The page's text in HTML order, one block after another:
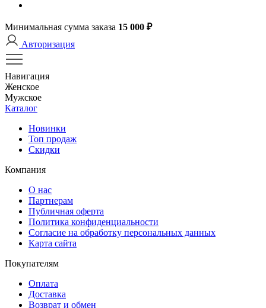
Минимальная сумма заказа 15 000 ₽
Авторизация
Навигация
Женское
Мужское
Каталог
Новинки
Топ продаж
Скидки
Компания
О нас
Партнерам
Публичная оферта
Политика конфиденциальности
Согласие на обработку персональных данных
Карта сайта
Покупателям
Оплата
Доставка
Возврат и обмен